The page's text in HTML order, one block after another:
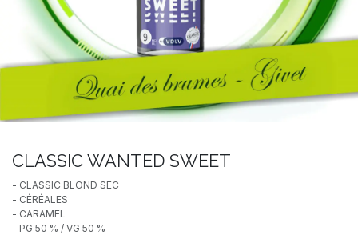
CLASSIC WANTED SWEET
- CLASSIC BLOND SEC
- CÉRÉALES
- CARAMEL
- PG 50 % / VG 50 %